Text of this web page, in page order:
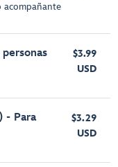
acompañante
$3.99
USD
- Para
$3.29
USD